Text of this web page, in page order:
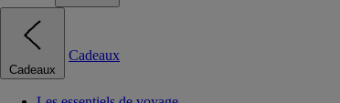
Cadeaux
Cadeaux